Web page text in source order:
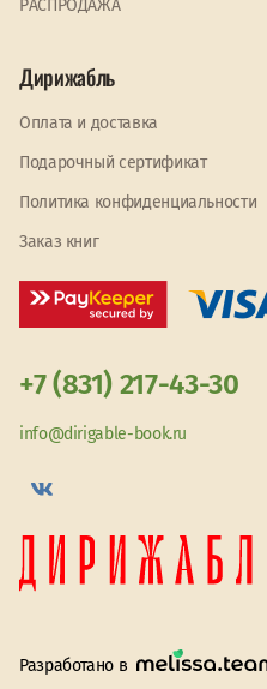
PАСПРОДАЖА
Дирижабль
Оплата и доставка
Подарочный сертификат
Политика конфиденциальности
Заказ книг
+7 (831) 217-43-30
info@dirigable-book.ru
Разработано в